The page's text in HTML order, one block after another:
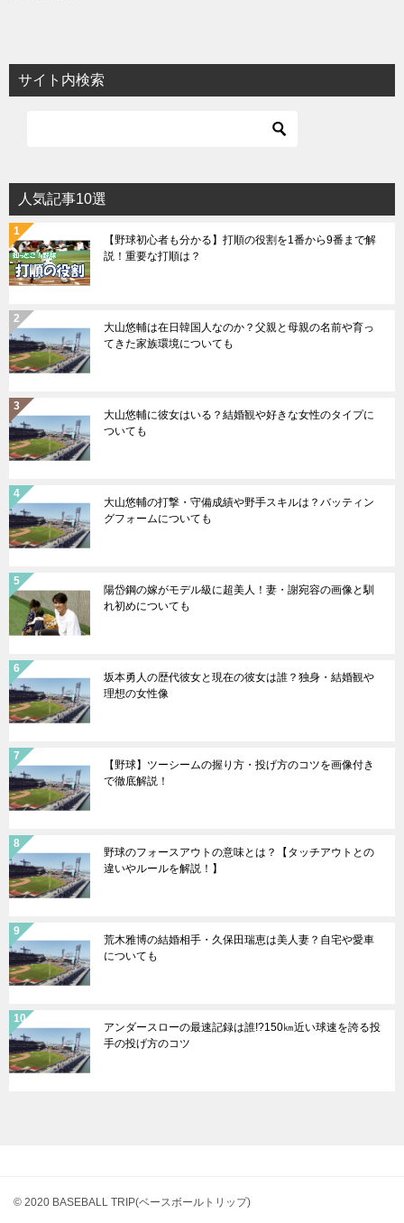
サイト内検索
人気記事10選
【野球初心者も分かる】打順の役割を1番から9番まで解
説！重要な打順は？
大山悠輔は在日韓国人なのか？父親と母親の名前や育っ
てきた家族環境についても
大山悠輔に彼女はいる？結婚観や好きな女性のタイプに
ついても
大山悠輔の打撃・守備成績や野手スキルは？バッティン
グフォームについても
陽岱鋼の嫁がモデル級に超美人！妻・謝宛容の画像と馴
れ初めについても
坂本勇人の歴代彼女と現在の彼女は誰？独身・結婚観や
理想の女性像
【野球】ツーシームの握り方・投げ方のコツを画像付き
で徹底解説！
野球のフォースアウトの意味とは？【タッチアウトとの
違いやルールを解説！】
荒木雅博の結婚相手・久保田瑞恵は美人妻？自宅や愛車
についても
アンダースローの最速記録は誰!?150㎞近い球速を誇る投
手の投げ方のコツ
© 2020 BASEBALL TRIP(ベースボールトリップ)